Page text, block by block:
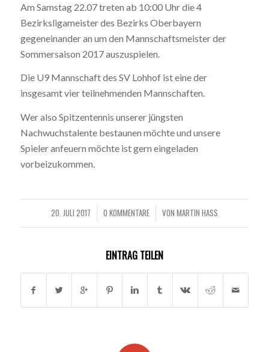
Am Samstag 22.07 treten ab 10:00 Uhr die 4
Bezirksligameister des Bezirks Oberbayern
gegeneinander an um den Mannschaftsmeister der
Sommersaison 2017 auszuspielen.
Die U9 Mannschaft des SV Lohhof ist eine der
insgesamt vier teilnehmenden Mannschaften.
Wer also Spitzentennis unserer jüngsten
Nachwuchstalente bestaunen möchte und unsere
Spieler anfeuern möchte ist gern eingeladen
vorbeizukommen.
20. JULI 2017
/ 0 KOMMENTARE
/ VON MARTIN HASS
EINTRAG TEILEN